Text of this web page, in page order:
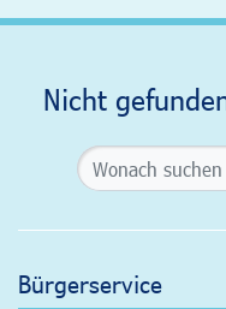
Nicht
Bürgerservice